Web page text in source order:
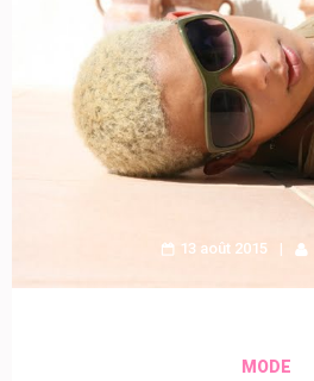
13 août 2015
MODE